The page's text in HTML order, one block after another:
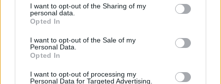
I want to opt-out of the Sharing of my
personal data.
Opted In
I want to opt-out of the Sale of my
Personal Data.
Opted In
I want to opt-out of processing my
Personal Data for Targeted Advertising.
Παραλύει η χώρα από τη 24ωρη απεργία
ΓΣΕΕ και ΑΔΕΔΥ ενάντια στο νέο εργασιακό
νομοσχέδιο